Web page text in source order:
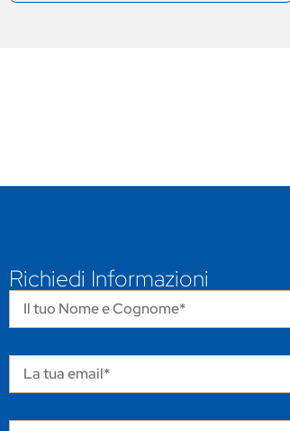
Richiedi Informazioni